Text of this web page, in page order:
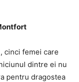
cinci femei care
dintre ei nu
pentru dragostea